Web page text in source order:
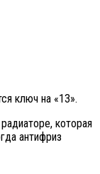
ключ на «13».
которая
антифриз